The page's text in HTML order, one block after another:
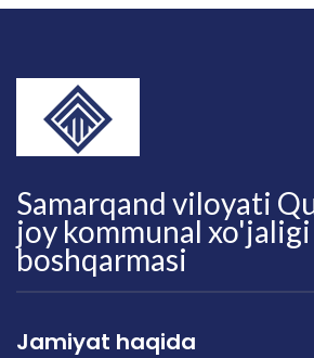
Samarqand viloyati
joy kommunal
boshqarmasi
Jamiyat haqida